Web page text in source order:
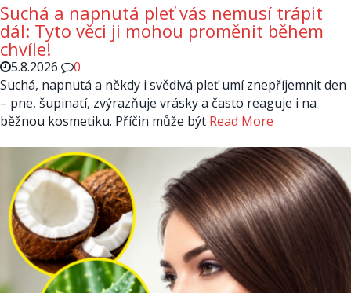
Suchá a napnutá pleť vás nemusí trápit
dál: Tyto věci ji mohou proměnit během
chvíle!
5.8.2026
0
Suchá, napnutá a někdy i svědivá pleť umí znepříjemnit den
– pne, šupinatí, zvýrazňuje vrásky a často reaguje i na
běžnou kosmetiku. Příčin může být Read More